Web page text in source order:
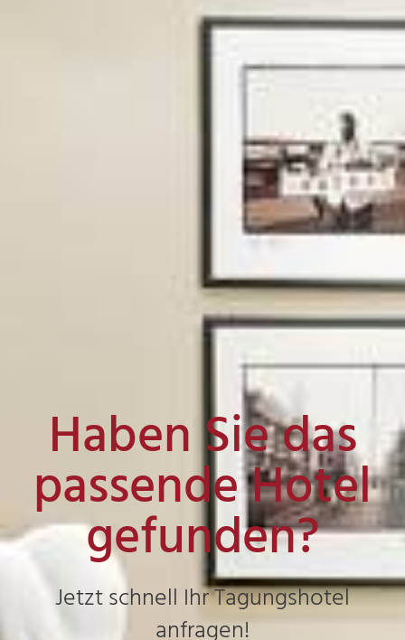
Haben Sie das
passende Hotel
gefunden?
Jetzt schnell Ihr Tagungshotel
anfragen!